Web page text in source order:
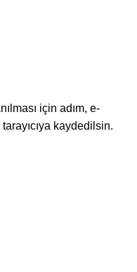
için adım, e-
kaydedilsin.